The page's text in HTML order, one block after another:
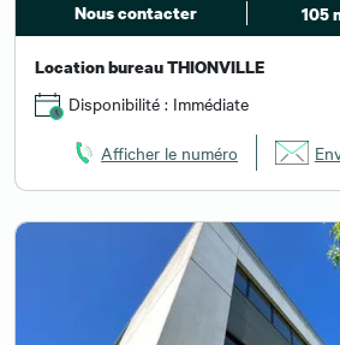
Nous contacter 105
Location bureau THIONVILLE
Disponibilité : Immédiate
Afficher le numéro